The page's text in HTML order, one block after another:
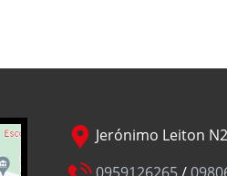
Jerónimo Leiton